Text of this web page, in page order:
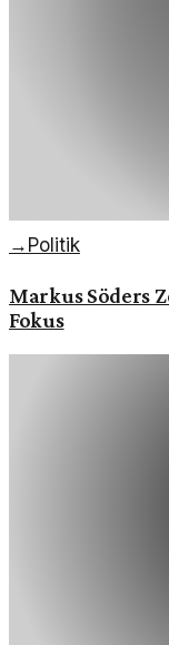
→ Politik
Markus Söders
Fokus